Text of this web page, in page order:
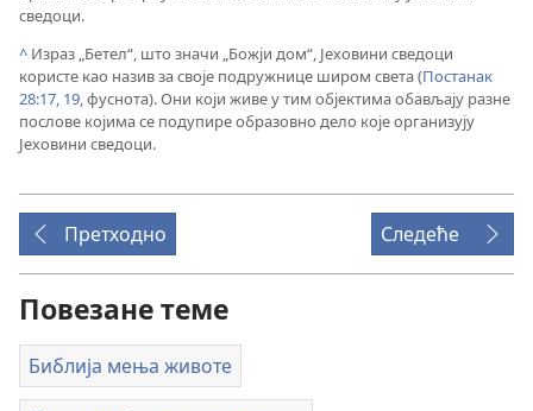
сведоци.
^ Израз „Бетел“, што значи „Божји дом“, Јеховини сведоци
користе као назив за своје подружнице широм света (Постанак
28:17, 19, фуснота). Они који живе у тим објектима обављају разне
послове којима се подупире образовно дело које организују
Јеховини сведоци.
Претходно Следеће
Повезане теме
Библија мења животе